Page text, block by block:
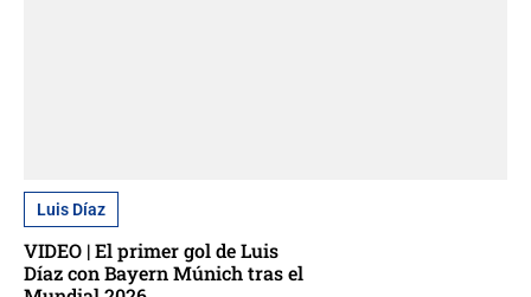
Luis Díaz
VIDEO | El primer gol de Luis
Díaz con Bayern Múnich tras el